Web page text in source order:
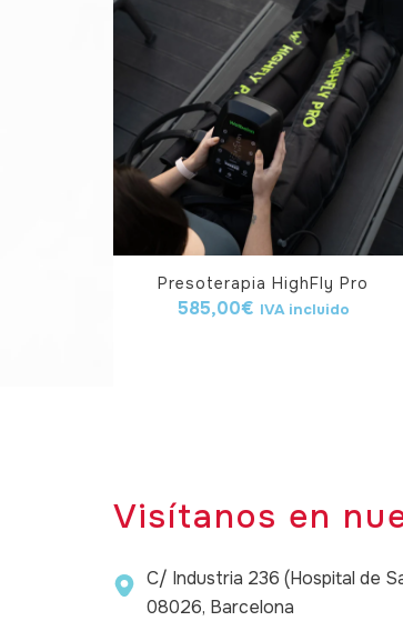
Presoterapia HighFly Pro
585,00€ IVA incluido
Visítanos en
C/ Industria 236 (Hospital de
08026, Barcelona